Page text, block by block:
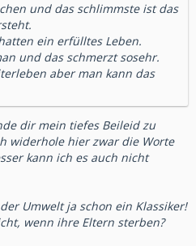
und das schlimmste ist das
ein erfülltes Leben.
und das schmerzt sosehr.
aber man kann das
dir mein tiefes Beileid zu
widerhole hier zwar die Worte
kann ich es auch nicht
Umwelt ja schon ein Klassiker!
wenn ihre Eltern sterben?